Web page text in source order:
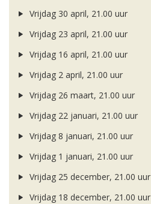
Vrijdag 30 april, 21.00 uur
Vrijdag 23 april, 21.00 uur
Vrijdag 16 april, 21.00 uur
Vrijdag 2 april, 21.00 uur
Vrijdag 26 maart, 21.00 uur
Vrijdag 22 januari, 21.00 uur
Vrijdag 8 januari, 21.00 uur
Vrijdag 1 januari, 21.00 uur
Vrijdag 25 december, 21.00 uur
Vrijdag 18 december, 21.00 uur